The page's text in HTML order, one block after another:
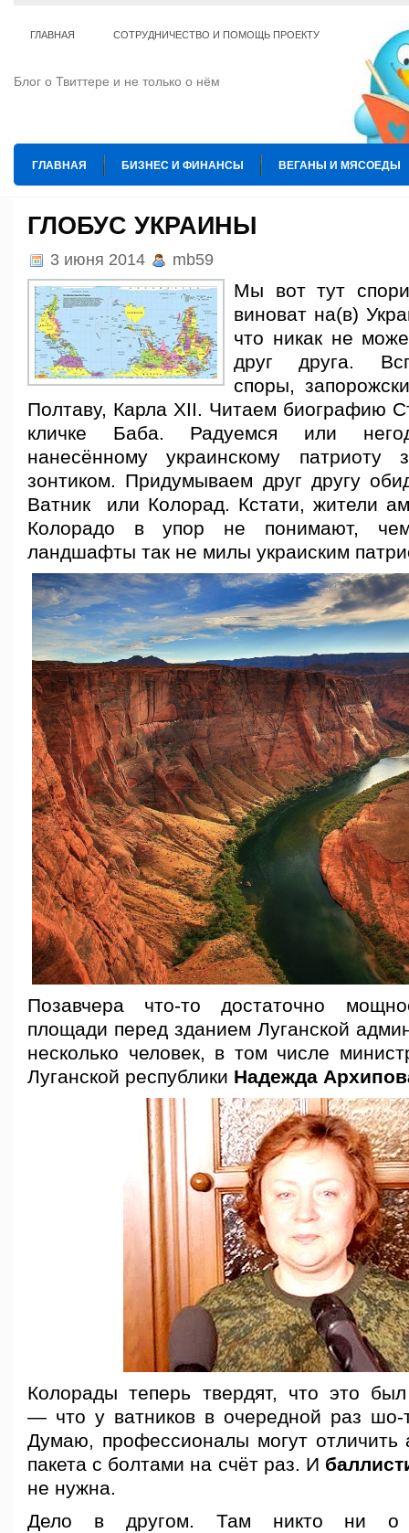
ГЛАВНАЯ СОТРУДНИЧЕСТВО И ПОМОЩЬ ПРОЕКТУ
Блог о Твиттере и не только о нём
ГЛАВНАЯ БИЗНЕС И ФИНАНСЫ ВЕГАНЫ И МЯСОЕДЫ
ГЛОБУС УКРАИНЫ
3 июня 2014 mb59
Мы вот тут
виноват на(в)
что никак не
друг друга.
споры,
Полтаву, Карла XII. Читаем биографию
кличке Баба. Радуемся или
нанесённому украинскому патриоту
зонтиком. Придумываем друг другу
Ватник или Колорад. Кстати, жители
Колорадо в упор не понимают,
ландшафты так не милы украиским
Позавчера что-то достаточно
площади перед зданием Луганской
несколько человек, в том числе
Луганской республики Надежда
Колорады теперь твердят, что это
— что у ватников в очередной раз шо-
Думаю, профессионалы могут отличить
пакета с болтами на счёт раз. И
не нужна.
Дело в другом. Там никто ни